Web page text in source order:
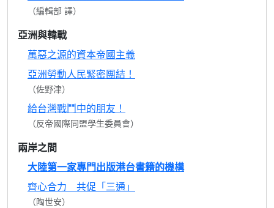
（編輯部 譯）
亞洲與韓戰
萬惡之源的資本帝國主義
亞洲勞動人民緊密團結！
（佐野津）
給台灣戰鬥中的朋友！
（反帝國際同盟學生委員會）
兩岸之間
大陸第一家專門出版港台書籍的機構
齊心合力 共促「三通」
（陶世安）